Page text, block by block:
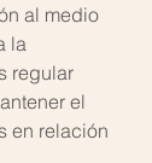
al medio
la
regular
el
en relación